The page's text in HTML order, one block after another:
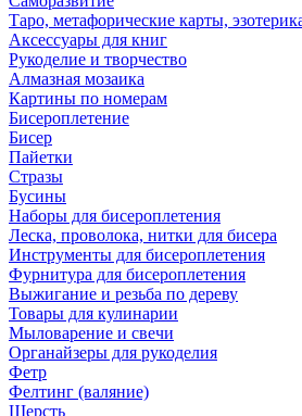
Таро, метафорические карты,
Аксессуары для книг
Рукоделие и творчество
Алмазная мозаика
Картины по номерам
Бисероплетение
Бисер
Пайетки
Стразы
Бусины
Наборы для бисероплетения
Леска, проволока, нитки для бисера
Инструменты для бисероплетения
Фурнитура для бисероплетения
Выжигание и резьба по дереву
Товары для кулинарии
Мыловарение и свечи
Органайзеры для рукоделия
Фетр
Фелтинг (валяние)
Шерсть